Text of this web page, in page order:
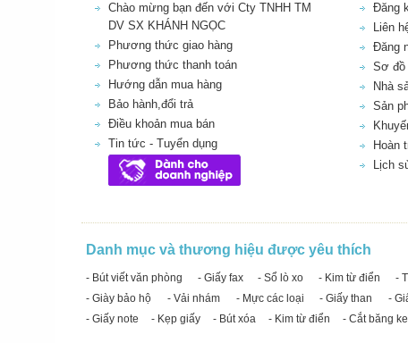
Chào mừng bạn đến với Cty TNHH TM
DV SX KHÁNH NGỌC
Phương thức giao hàng
Phương thức thanh toán
Hướng dẫn mua hàng
Bảo hành,đổi trả
Điều khoản mua bán
Tin tức - Tuyển dụng
Đăng
Liên
Đăng
Sơ đồ
Nhà
Sản
Hoàn
Lịch
Danh mục và thương hiệu được yêu thích
- Bút viết văn phòng - Giấy fax - Sổ lò xo - Kim từ điển -
- Giày bảo hộ
- Vải nhám - Mực các loại - Giấy than -
- Giấy note
- Kẹp giấy - Bút xóa - Kim từ điển - Cắt băng